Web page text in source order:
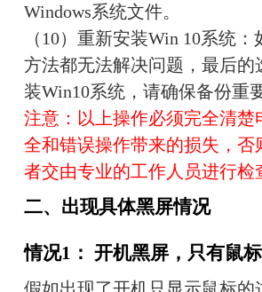
Windows系统文件。
（10）重新安装Win 10系统
方法都无法解决问题，最后的
装Win10系统，请确保备份重
注意：以上操作必须完全清楚
全和错误操作带来的损失，否
者交由专业的工作人员进行检
二、出现具体黑屏情况
情况1： 开机黑屏，只有鼠